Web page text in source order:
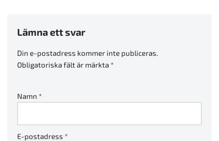
Lämna ett svar
Din e-postadress kommer inte publiceras.
Obligatoriska fält är märkta *
Namn *
E-postadress *